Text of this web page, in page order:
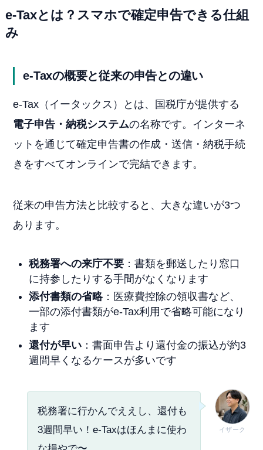
e-Taxとは？スマホで確定申告できる仕組
み
e-Taxの概要と従来の申告との違い
e-Tax（イータックス）とは、国税庁が提供する
電子申告・納税システムの名称です。インターネ
ットを通じて確定申告書の作成・送信・納税手続
きをすべてオンラインで完結できます。
従来の申告方法と比較すると、大きな違いが3つ
あります。
税務署への来庁不要 ：書類を郵送したり窓口
に持参したりする手間がなくなります
添付書類の省略 ：医療費控除の領収書など、
一部の添付書類がe-Tax利用で省略可能になり
ます
還付が早い ：書面申告より還付金の振込が約3
週間早くなるケースが多いです
イザーク
税務署に行かんでええし、還付も
3週間早い！e-Taxはほんまに使わ